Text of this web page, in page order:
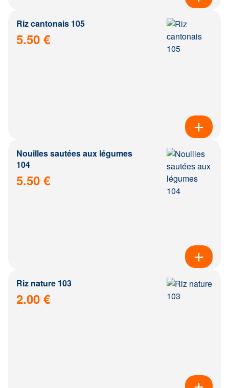
Riz cantonais 105
5.50 €
Nouilles sautées aux légumes
104
5.50 €
Riz nature 103
2.00 €